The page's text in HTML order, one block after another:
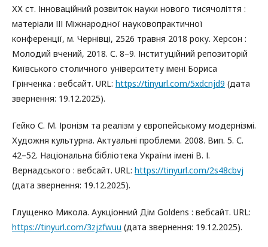
ХХ ст. Інноваційний розвиток науки нового тисячоліття :
матеріали ІІІ Міжнародної науковопрактичної
конференції, м. Чернівці, 2526 травня 2018 року. Херсон :
Молодий вчений, 2018. С. 8–9. Інституційний репозиторій
Київського столичного університету імені Бориса
Грінченка : вебсайт. URL: https://tinyurl.com/5xdcnjd9 (дата
звернення: 19.12.2025).
Гейко С. М. Іронізм та реалізм у європейському модернізмі.
Художня культурна. Актуальні проблеми. 2008. Вип. 5. С.
42–52. Національна бібліотека України імені В. І.
Вернадського : вебсайт. URL: https://tinyurl.com/2s48cbvj
(дата звернення: 19.12.2025).
Глущенко Микола. Аукціонний Дім Goldens : вебсайт. URL:
https://tinyurl.com/3zjzfwuu (дата звернення: 19.12.2025).